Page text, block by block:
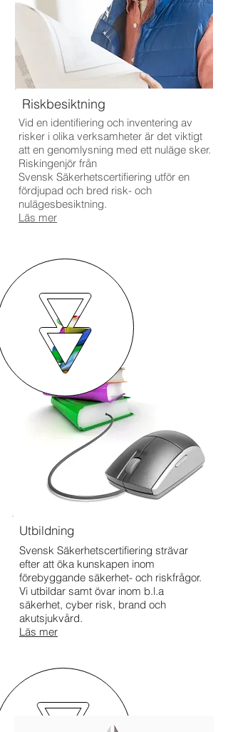
Vid en identifiering och inventering av
risker i olika verksamheter är det viktigt
att en genomlysning med ett nuläge sker.
Riskingenjör från
Svensk Säkerhetscertifiering utför en
fördjupad och bred risk- och
nulägesbesiktning.
Läs mer
Riskbesiktning
Svensk Säkerhetscertifiering strävar
efter att öka kunskapen inom
förebyggande säkerhet- och riskfrågor.
Vi utbildar samt övar inom b.l.a
säkerhet, cyber risk, brand och
akutsjukvård.
Läs mer
Utbildning